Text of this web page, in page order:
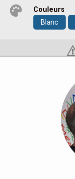
Couleurs
Blanc